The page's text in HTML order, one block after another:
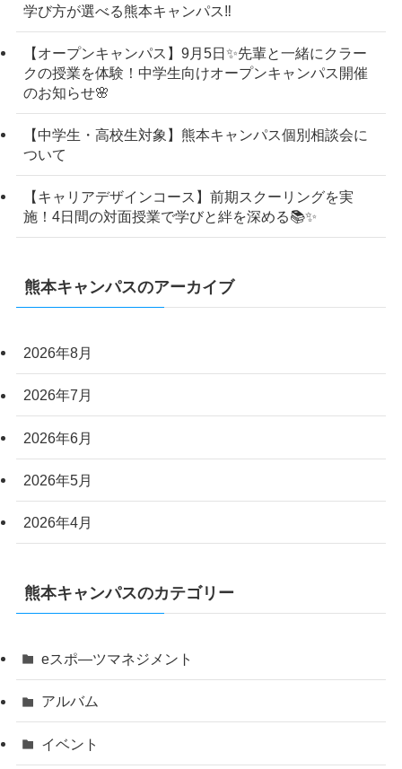
学び方が選べる熊本キャンパス‼
【オープンキャンパス】9月5日✨先輩と一緒にクラー
クの授業を体験！中学生向けオープンキャンパス開催
のお知らせ🌸
【中学生・高校生対象】熊本キャンパス個別相談会に
ついて
【キャリアデザインコース】前期スクーリングを実
施！4日間の対面授業で学びと絆を深める📚✨
熊本キャンパスのアーカイブ
2026年8月
2026年7月
2026年6月
2026年5月
2026年4月
熊本キャンパスのカテゴリー
eスポ―ツマネジメント
アルバム
イベント